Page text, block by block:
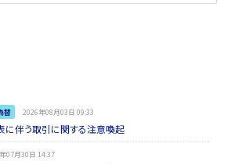
替 2026年08月03日 09:33
に伴う取引に関する注意喚起
07月30日 14:37